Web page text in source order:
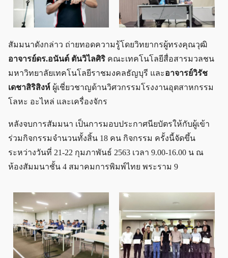
สัมมนาดังกล่าว ถ่ายทอดความรู้โดยวิทยากรผู้ทรงคุณวุฒิ
อาจารย์ดร.อนันต์ ตันวิไลศิริ คณะเทคโนโลยีสื่อสารมวลชน
มหาวิทยาลัยเทคโนโลยีราชมงคลธัญบุรี และอาจารย์วิรัช
เดชาสิริสิงห์ ผู้เชี่ยวชาญด้านวิศวกรรมโรงงานอุตสาหกรรม
โลหะ อะไหล่ และเครื่องจักร
หลังจบการสัมมนา เป็นการมอบประกาศนียบัตรให้กับผู้เข้า
ร่วมกิจกรรมจำนวนทั้งสิ้น 18 คน กิจกรรม ครั้งนี้จัดขึ้น
ระหว่างวันที่ 21-22 กุมภาพันธ์ 2563 เวลา 9.00-16.00 น ณ
ห้องสัมมนาชั้น 4 สมาคมการพิมพ์ไทย พระราม 9